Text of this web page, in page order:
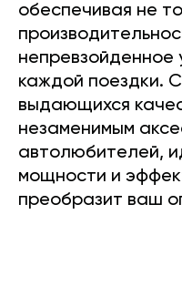
обеспечивая не
непревзойденное
каждой поездки.
выдающихся
незаменимым
автолюбителей,
мощности и
преобразит ваш